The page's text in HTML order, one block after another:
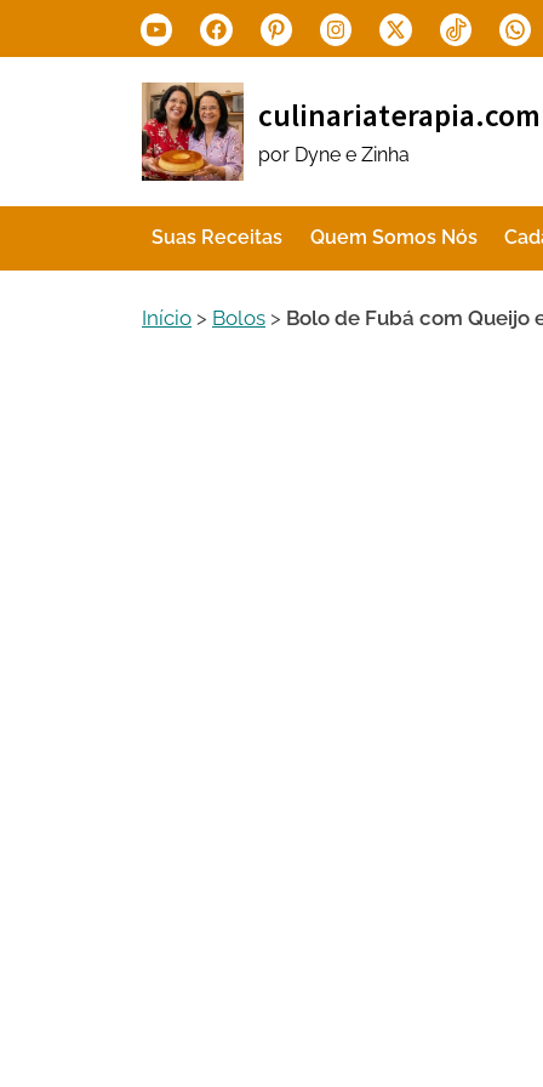
to
YoutubeFacebookPinterestInstagram
X.com Tiktok
culinariaterapia.com
por Dyne e Zinha
Suas Receitas Quem Somos Nós
Início > Bolos > Bolo de Fubá com Queijo